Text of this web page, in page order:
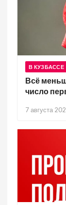
В КУЗБАССЕ
Всё
число
7 августа